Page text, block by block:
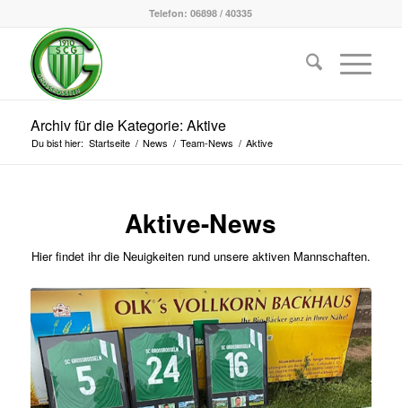
Telefon: 06898 / 40335
Archiv für die Kategorie: Aktive
Du bist hier: Startseite / News / Team-News / Aktive
Aktive-News
Hier findet ihr die Neuigkeiten rund unsere aktiven Mannschaften.